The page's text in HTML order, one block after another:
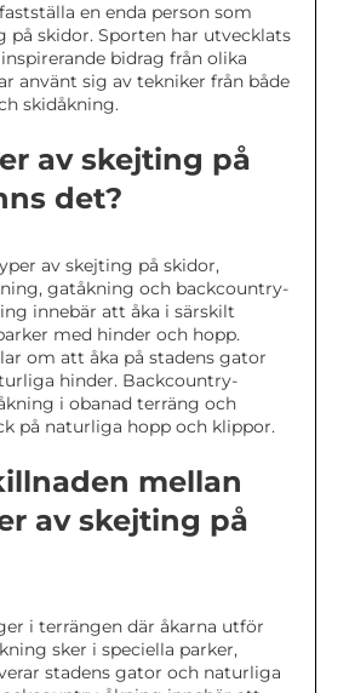
en enda person som
på skidor. Sporten har utvecklats
bidrag från olika
använt sig av tekniker från både
skidåkning.
av skejting på
det?
av skejting på skidor,
gatåkning och backcountry-
innebär att åka i särskilt
med hinder och hopp.
om att åka på stadens gator
hinder. Backcountry-
i obanad terräng och
på naturliga hopp och klippor.
mellan
av skejting på
i terrängen där åkarna utför
sker i speciella parker,
stadens gator och naturliga